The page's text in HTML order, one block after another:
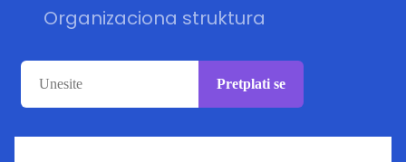
Organizaciona struktura
Pretplati se